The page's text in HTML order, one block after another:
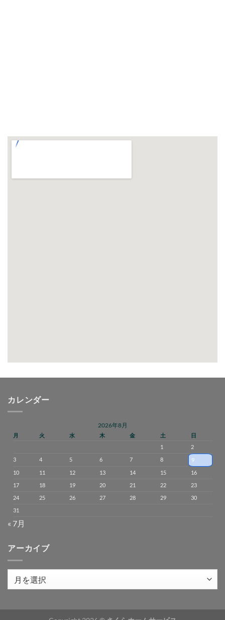
カレンダー
2026年8月
月 火 水 木 金 土
日
1
2
3
4 5 6 7 8
9
10
11 12 13 14 15
16
17
18 19 20 21 22
23
24
25 26 27 28 29
30
31
« 7月
アーカイブ
イ